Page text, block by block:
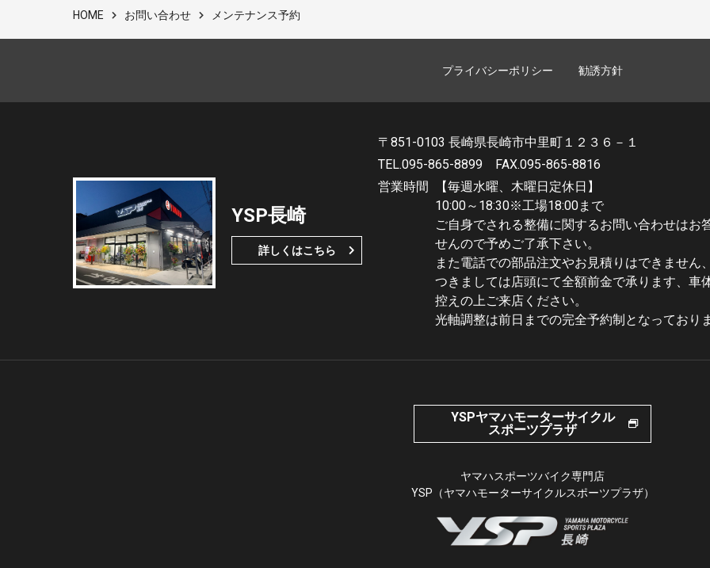
HOME お問い合わせ メンテナンス予約
プライバシーポリシー 勧誘方針
YSP長崎
詳しくはこちら
〒851-0103 長崎県長崎市中里町１２３６－１
TEL.095-865-8899
FAX.095-865-8816
営業時間
【毎週水曜、木曜日定
10:00～18:30※工場18:00
ご自身でされる整備に関するお問い合わせはお
せんので予めご了承下さい。
また電話での部品注文やお見積りはできません
つきましては店頭にて全額前金で承ります、車
控えの上ご来店ください。
光軸調整は前日までの完全予約制となっておりま
YSPヤマハモーターサイクル
スポーツプラザ
ヤマハスポーツバイク専門店
YSP（ヤマハモーターサイクルスポーツプラザ）